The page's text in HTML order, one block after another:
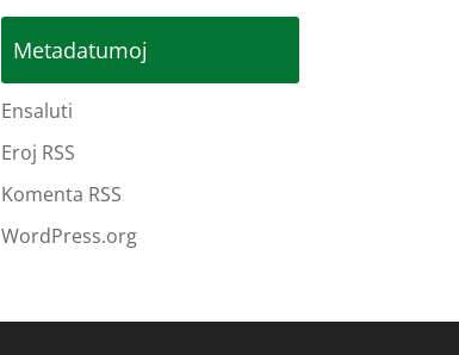
Metadatumoj
Ensaluti
Eroj RSS
Komenta RSS
WordPress.org